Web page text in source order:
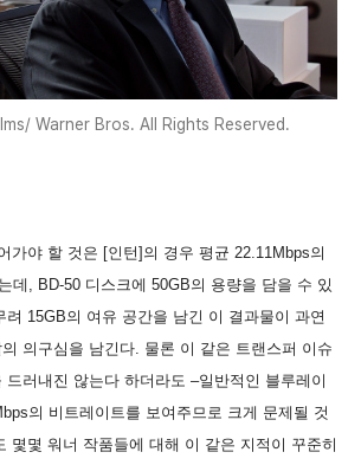
Warner Bros. All Rights Reserved.
가야 할 것은 [인턴]의 경우 평균 22.11Mbps의
데, BD-50 디스크에 50GB의 용량을 담을 수 있
려 15GB의 여유 공간을 남긴 이 결과물이 과연
의구심을 남긴다. 물론 이 같은 트랜스퍼 이슈
드러내진 않는다 하더라도 –일반적인 블루레이
의 비트레이트를 보여주므로 크게 문제될 것
몇몇 워너 작품들에 대해 이 같은 지적이 꾸준히